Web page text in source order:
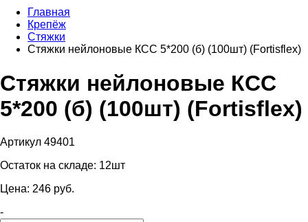
Главная
Крепёж
Стяжки
Стяжки нейлоновые КСС 5*200 (б) (100шт) (Fortisflex)
Стяжки нейлоновые КСС
5*200 (б) (100шт) (Fortisflex)
Артикул 49401
Остаток на складе: 12шт
Цена: 246 pуб.
-